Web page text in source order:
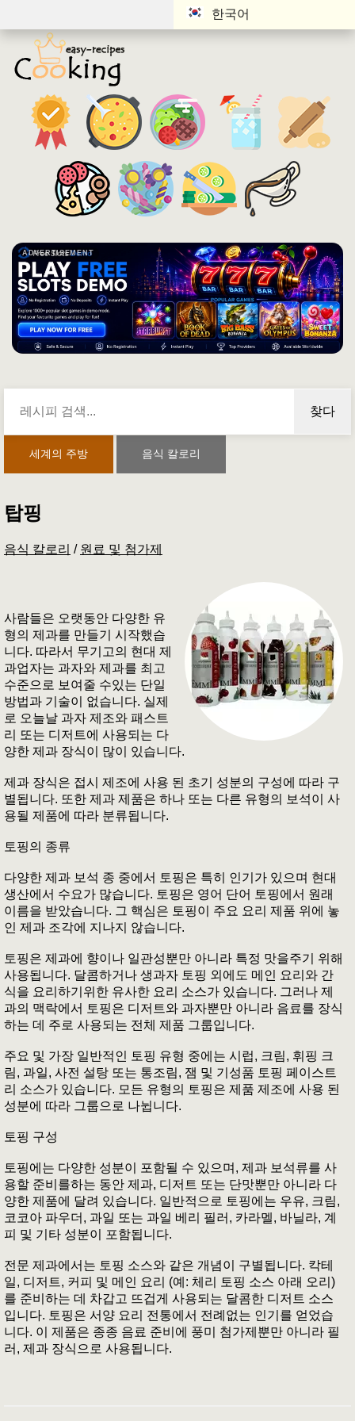
한국어
ADVERTISEMENT
찾다
세계의 주방 음식 칼로리
탑핑
음식 칼로리 / 원료 및 첨가제
사람들은 오랫동안 다양한 유
형의 제과를 만들기 시작했습
니다. 따라서 무기고의 현대 제
과업자는 과자와 제과를 최고
수준으로 보여줄 수있는 단일
방법과 기술이 없습니다. 실제
로 오늘날 과자 제조와 패스트
리 또는 디저트에 사용되는 다
양한 제과 장식이 많이 있습니다.
제과 장식은 접시 제조에 사용 된 초기 성분의 구성에 따라 구
별됩니다. 또한 제과 제품은 하나 또는 다른 유형의 보석이 사
용될 제품에 따라 분류됩니다.
토핑의 종류
다양한 제과 보석 종 중에서 토핑은 특히 인기가 있으며 현대
생산에서 수요가 많습니다. 토핑은 영어 단어 토핑에서 원래
이름을 받았습니다. 그 핵심은 토핑이 주요 요리 제품 위에 놓
인 제과 조각에 지나지 않습니다.
토핑은 제과에 향이나 일관성뿐만 아니라 특정 맛을주기 위해
사용됩니다. 달콤하거나 생과자 토핑 외에도 메인 요리와 간
식을 요리하기위한 유사한 요리 소스가 있습니다. 그러나 제
과의 맥락에서 토핑은 디저트와 과자뿐만 아니라 음료를 장식
하는 데 주로 사용되는 전체 제품 그룹입니다.
주요 및 가장 일반적인 토핑 유형 중에는 시럽, 크림, 휘핑 크
림, 과일, 사전 설탕 또는 통조림, 잼 및 기성품 토핑 페이스트
리 소스가 있습니다. 모든 유형의 토핑은 제품 제조에 사용 된
성분에 따라 그룹으로 나뉩니다.
토핑 구성
토핑에는 다양한 성분이 포함될 수 있으며, 제과 보석류를 사
용할 준비를하는 동안 제과, 디저트 또는 단맛뿐만 아니라 다
양한 제품에 달려 있습니다. 일반적으로 토핑에는 우유, 크림,
코코아 파우더, 과일 또는 과일 베리 필러, 카라멜, 바닐라, 계
피 및 기타 성분이 포함됩니다.
전문 제과에서는 토핑 소스와 같은 개념이 구별됩니다. 칵테
일, 디저트, 커피 및 메인 요리 (예: 체리 토핑 소스 아래 오리)
를 준비하는 데 차갑고 뜨겁게 사용되는 달콤한 디저트 소스
입니다. 토핑은 서양 요리 전통에서 전례없는 인기를 얻었습
니다. 이 제품은 종종 음료 준비에 풍미 첨가제뿐만 아니라 필
러, 제과 장식으로 사용됩니다.